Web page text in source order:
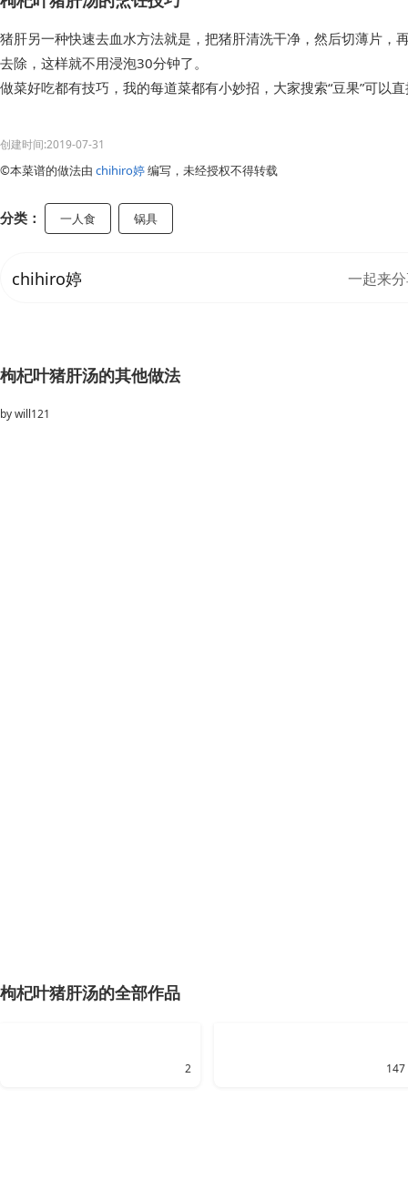
猪肝另一种快速去血水方法就是，把猪肝清洗干净，然后切薄片，
去除，这样就不用浸泡30分钟了。
做菜好吃都有技巧，我的每道菜都有小妙招，大家搜索“豆果”可以
创建时间:2019-07-31
©本菜谱的做法由 chihiro婷编写，未经授权不得转载
分类： 一人食 锅具
chihiro婷 一起来
枸杞叶猪肝汤的其他做法
bywill121
枸杞叶猪肝汤的全部作品
2 147